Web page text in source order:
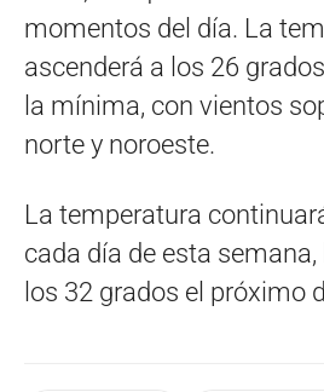
momentos del día. La
ascenderá a los 26
la mínima, con vientos
norte y noroeste.
La temperatura
cada día de esta
los 32 grados el próximo